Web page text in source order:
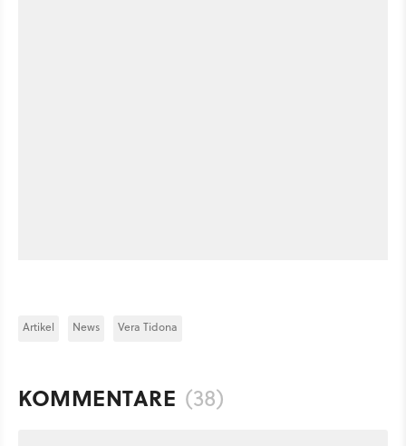
Artikel News Vera Tidona
KOMMENTARE (38)